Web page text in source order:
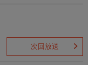
次回放送